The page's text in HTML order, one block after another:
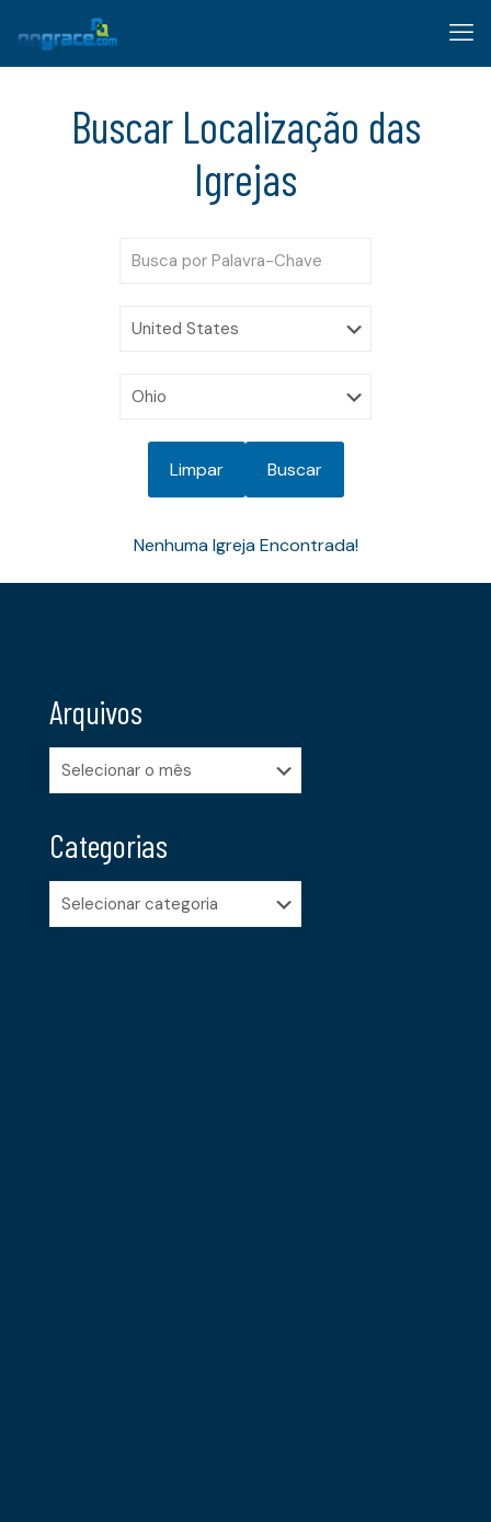
Buscar Localização das
Igrejas
Limpar Buscar
Nenhuma Igreja Encontrada!
Arquivos
Arquivos
Categorias
Categorias